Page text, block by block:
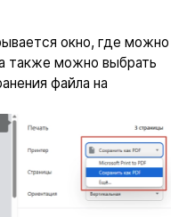
окно, где можно
также можно выбрать
файла на